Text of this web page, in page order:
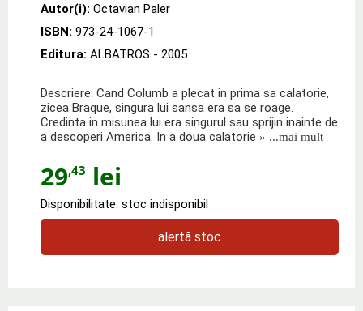
Autor(i): Octavian Paler
ISBN: 973-24-1067-1
Editura: ALBATROS - 2005
Descriere: Cand Columb a plecat in prima sa calatorie,
zicea Braque, singura lui sansa era sa se roage.
Credinta in misunea lui era singurul sau sprijin inainte de
a descoperi America. In a doua calatorie » ...mai mult
29,43 lei
Disponibilitate: stoc indisponibil
alertă stoc